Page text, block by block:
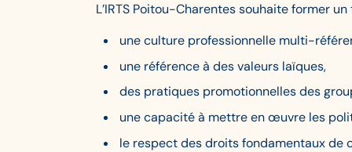
L’IRTS Poitou-Charentes souhaite former
une culture professionnelle multi-
une référence à des valeurs laïques,
des pratiques promotionnelles des
une capacité à mettre en œuvre les
le respect des droits fondamentaux de